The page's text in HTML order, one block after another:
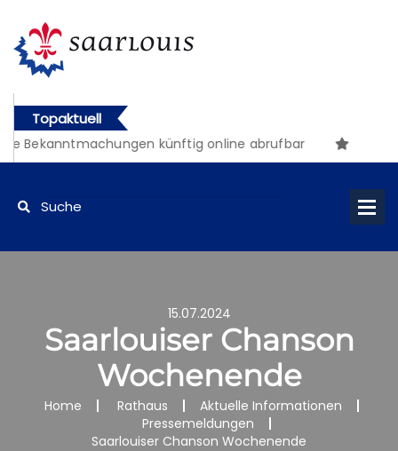
Topaktuell
künftig online abrufbar
15.07.2024
Saarlouiser Chanson
Wochenende
Home Rathaus
Aktuelle Informationen
Pressemeldungen
Saarlouiser Chanson Wochenende